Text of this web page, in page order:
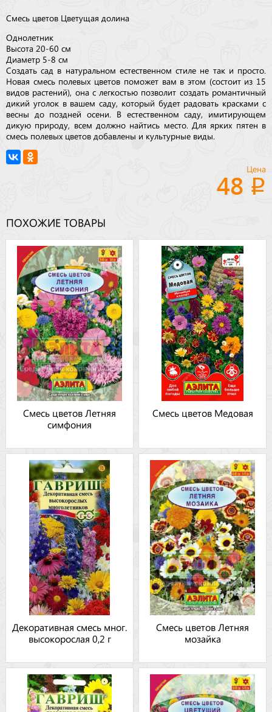
Смесь цветов Цветущая долина
Однолетник
Высота 20-60 см
Диаметр 5-8 см
Создать сад в натуральном естественном стиле не так и просто.
Новая смесь полевых цветов поможет вам в этом (состоит из 15
видов растений), она с легкостью позволит создать романтичный
дикий уголок в вашем саду, который будет радовать красками с
весны до поздней осени. В естественном саду, имитирующем
дикую природу, всем должно найтись место. Для ярких пятен в
смесь полевых цветов добавлены и культурные виды.
Цена
48
ПОХОЖИЕ ТОВАРЫ
Смесь цветов Летняя
симфония
Смесь цветов Медовая
Декоративная смесь мног.
высокорослая 0,2 г
Смесь цветов Летняя
мозайка